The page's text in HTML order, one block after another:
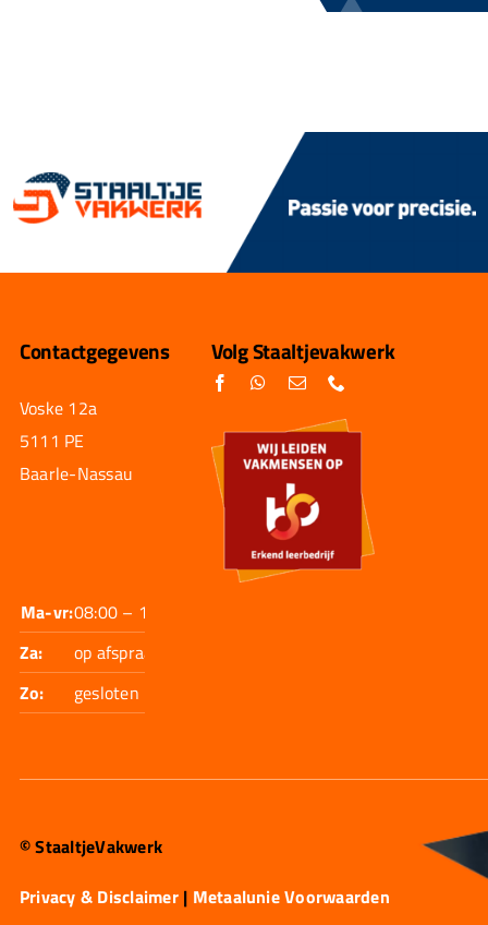
Contactgegevens
Voske 12a
5111 PE
Baarle-Nassau
Ma-vr:08:00 – 17:30
Za:
op afspraak
Zo:
gesloten
Volg Staaltjevakwerk
© StaaltjeVakwerk
Privacy & Disclaimer| Metaalunie Voorwaarden